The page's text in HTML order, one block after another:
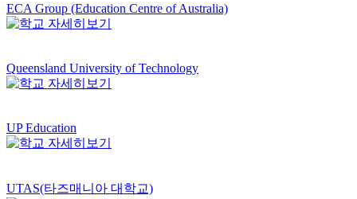
ECA Group (Education Centre of Australia)
Queensland University of Technology
UP Education
UTAS(타즈매니아 대학교)